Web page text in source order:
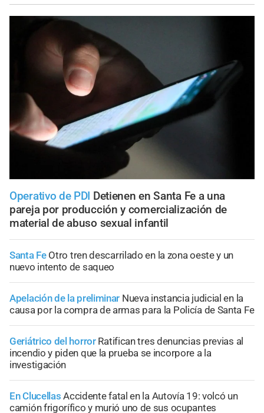
Operativo de PDI Detienen en Santa Fe a una
pareja por producción y comercialización de
material de abuso sexual infantil
Santa Fe Otro tren descarrilado en la zona oeste y un
nuevo intento de saqueo
Apelación de la preliminar Nueva instancia judicial en la
causa por la compra de armas para la Policía de Santa Fe
Geriátrico del horror Ratifican tres denuncias previas al
incendio y piden que la prueba se incorpore a la
investigación
En Clucellas Accidente fatal en la Autovía 19: volcó un
camión frigorífico y murió uno de sus ocupantes